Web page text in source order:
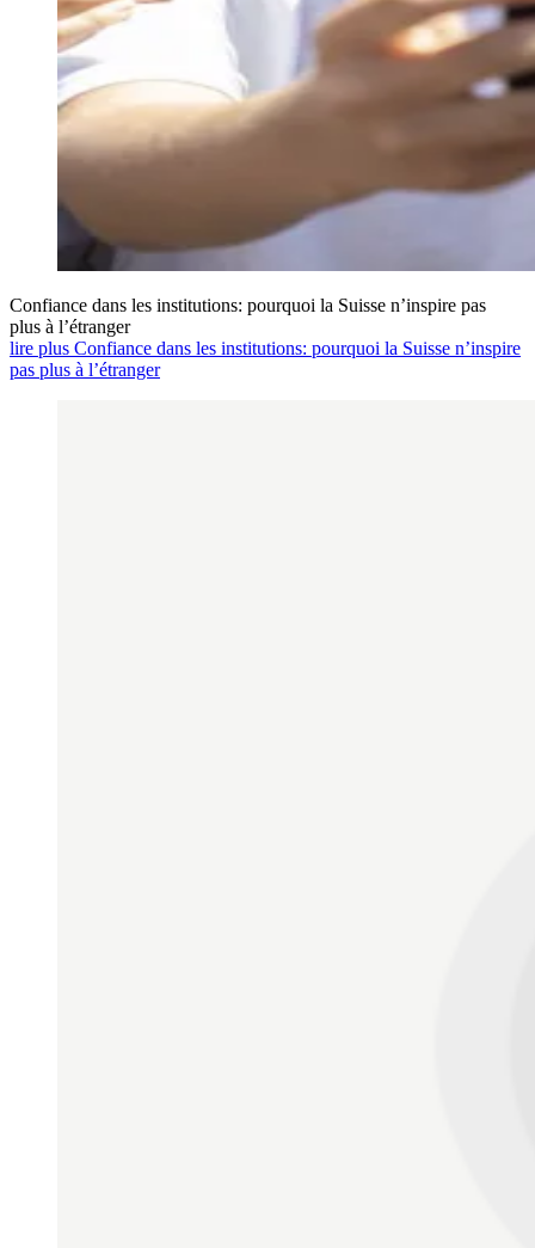
Confiance dans les institutions: pourquoi la Suisse n’inspire pas
plus à l’étranger
lire plus Confiance dans les institutions: pourquoi la Suisse n’inspire
pas plus à l’étranger